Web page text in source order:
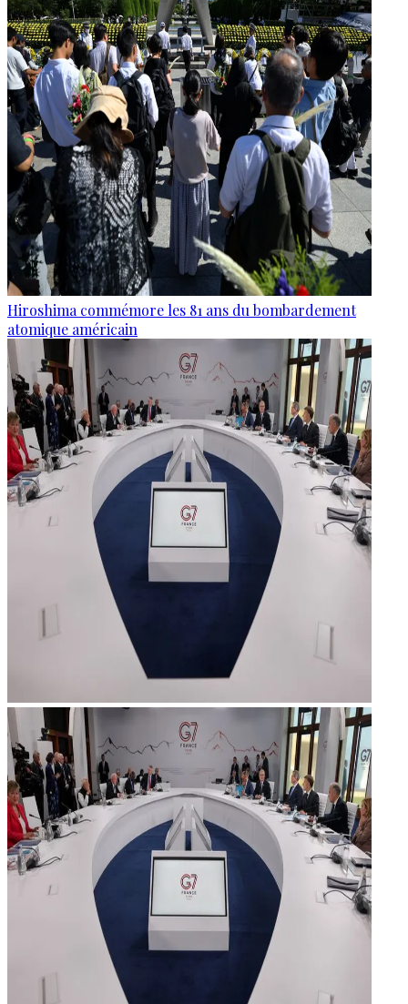
Hiroshima commémore les 81 ans du bombardement
atomique américain